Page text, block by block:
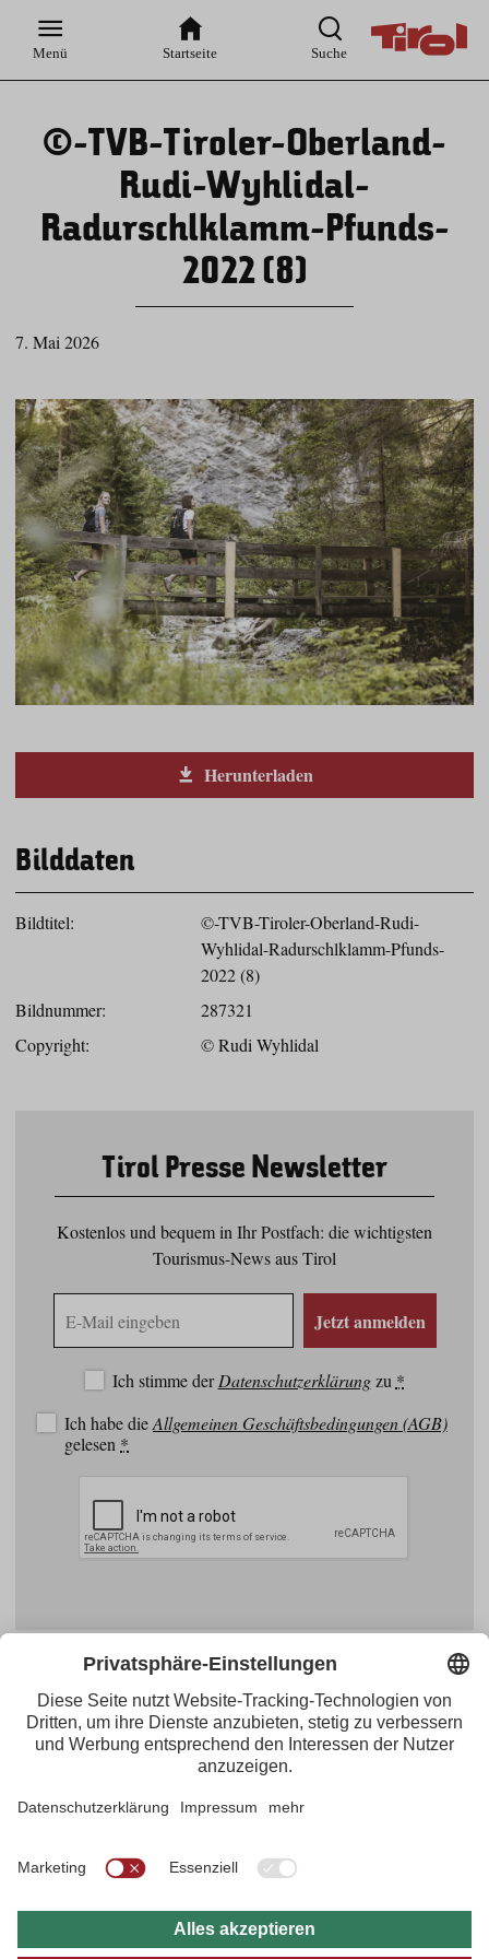
Hauptnavigation
Inhaltsbereich
Menü Startseite Suche
©-TVB-Tiroler-Oberland-
Rudi-Wyhlidal-
Radurschlklamm-Pfunds-
2022 (8)
7. Mai 2026
Herunterladen
Bilddaten
Bildtitel:
©-TVB-Tiroler-Oberland-Rudi-
Wyhlidal-Radurschlklamm-Pfunds-
2022 (8)
Bildnummer:
287321
Copyright:
© Rudi Wyhlidal
Tirol Presse Newsletter
Kostenlos und bequem in Ihr Postfach: die wichtigsten
Tourismus-News aus Tirol
Mail
Jetzt anmelden
Ich stimme derDatenschutzerklärungzu *
Ich habe dieAllgemeinen Geschäftsbedingungen (AGB)
gelesen *
Tirol Werbung
Maria-Theresien-Straße 55 · 6020 Innsbruck
+43.512.5320-656· presse@tirol.at
RSS-Feeds
Impressum
Datenschutzerklärung
Barrierefreiheitserklärung
AGBs
FAQs
Instagram